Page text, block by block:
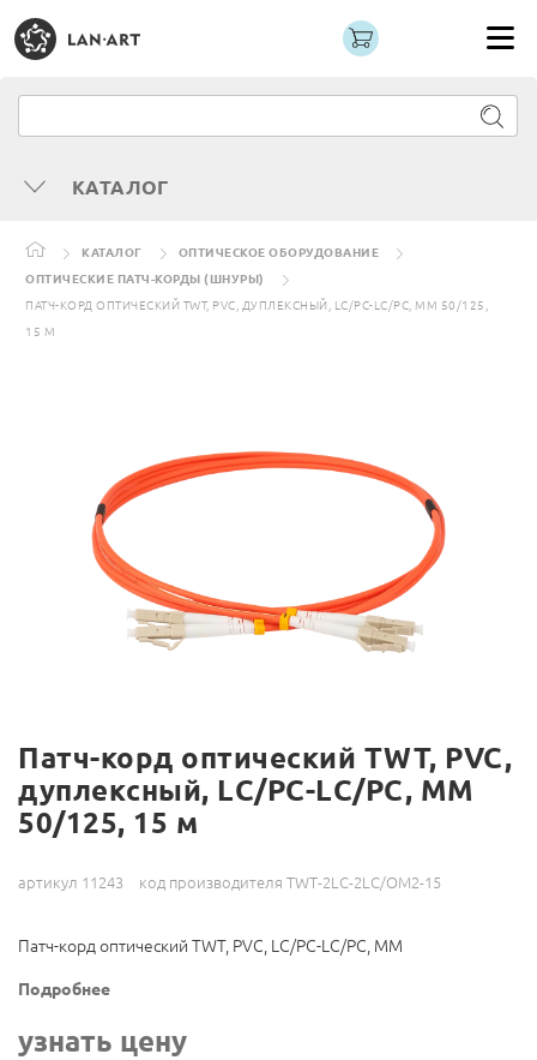
КАТАЛОГ
КАТАЛОГ
ОПТИЧЕСКОЕ ОБОРУДОВАНИЕ
ОПТИЧЕСКИЕ ПАТЧ-КОРДЫ (ШНУРЫ)
ПАТЧ-КОРД ОПТИЧЕСКИЙ TWT, PVC, ДУПЛЕКСНЫЙ, LC/PC-LC/PC, MM 50/125,
15 М
Патч-корд оптический TWT, PVC,
дуплексный, LC/PC-LC/PC, MM
50/125, 15 м
артикул 11243 код производителя TWT-2LC-2LC/OM2-15
Патч-корд оптический TWT, PVC, LC/PC-LC/PC, MM
Подробнее
узнать цену